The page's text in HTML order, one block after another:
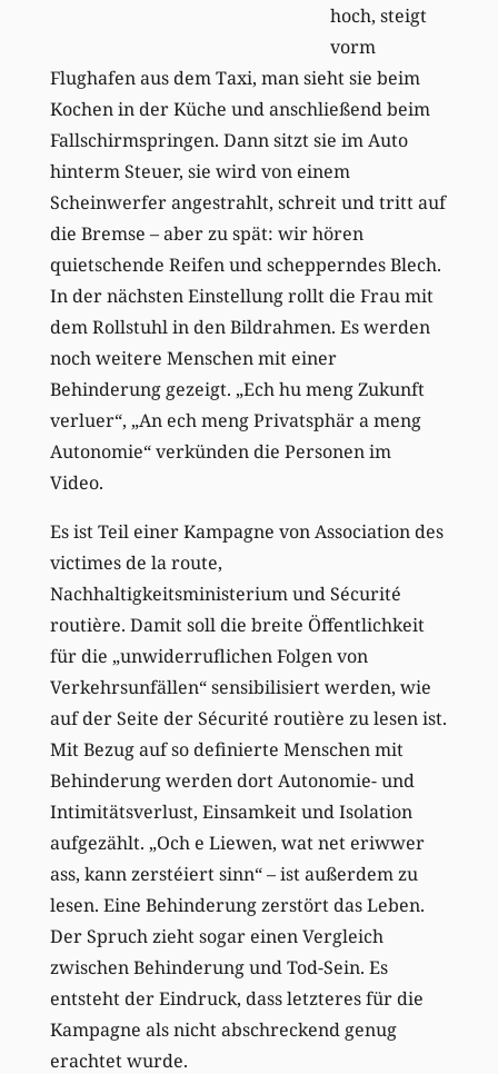
hoch, steigt
vorm
Flughafen aus dem Taxi, man sieht sie beim
Kochen in der Küche und anschließend beim
Fallschirmspringen. Dann sitzt sie im Auto
hinterm Steuer, sie wird von einem
Scheinwerfer angestrahlt, schreit und tritt auf
die Bremse – aber zu spät: wir hören
quietschende Reifen und schepperndes Blech.
In der nächsten Einstellung rollt die Frau mit
dem Rollstuhl in den Bildrahmen. Es werden
noch weitere Menschen mit einer
Behinderung gezeigt. „Ech hu meng Zukunft
verluer“, „An ech meng Privatsphär a meng
Autonomie“ verkünden die Personen im
Video.
Es ist Teil einer Kampagne von Association des
victimes de la route,
Nachhaltigkeitsministerium und Sécurité
routière. Damit soll die breite Öffentlichkeit
für die „unwiderruflichen Folgen von
Verkehrsunfällen“ sensibilisiert werden, wie
auf der Seite der Sécurité routière zu lesen ist.
Mit Bezug auf so definierte Menschen mit
Behinderung werden dort Autonomie- und
Intimitätsverlust, Einsamkeit und Isolation
aufgezählt. „Och e Liewen, wat net eriwwer
ass, kann zerstéiert sinn“ – ist außerdem zu
lesen. Eine Behinderung zerstört das Leben.
Der Spruch zieht sogar einen Vergleich
zwischen Behinderung und Tod-Sein. Es
entsteht der Eindruck, dass letzteres für die
Kampagne als nicht abschreckend genug
erachtet wurde.